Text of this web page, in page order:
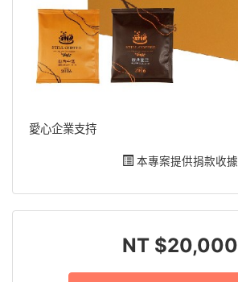
愛心企業支持
本專案提供捐款收據
NT $20,000